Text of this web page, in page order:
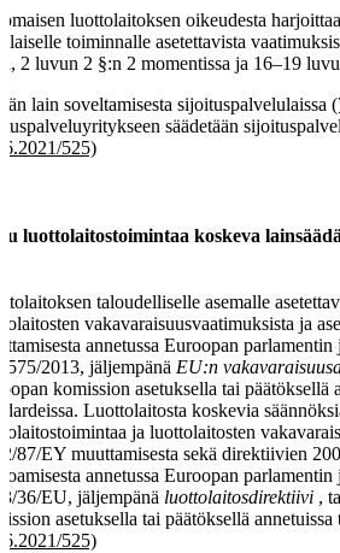
luottolaitoksen oikeudesta
toiminnalle asetettavista
2 luvun 2 §:n 2 momentissa ja 16–19
lain soveltamisesta sijoituspalvelulaissa
säädetään
525)
luottolaitostoimintaa koskeva
taloudelliselle asemalle
vakavaraisuusvaatimuksista ja
annetussa Euroopan
575/2013, jäljempänä EU:n
komission asetuksella tai päätöksellä
Luottolaitosta koskevia
ja luottolaitosten
87/EY muuttamisesta sekä direktiivien
annetussa Euroopan
36/EU, jäljempänä luottolaitosdirektiivi ,
asetuksella tai päätöksellä annetuissa
525)